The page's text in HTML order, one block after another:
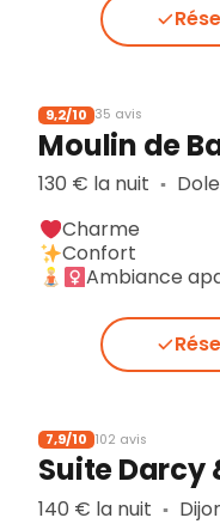
9,2/10 35 avis
Moulin de
130 € la nuit ▪︎ Dole
Charme
Confort
Ambiance
7,9/10 102 avis
Suite Darcy
140 € la nuit ▪︎